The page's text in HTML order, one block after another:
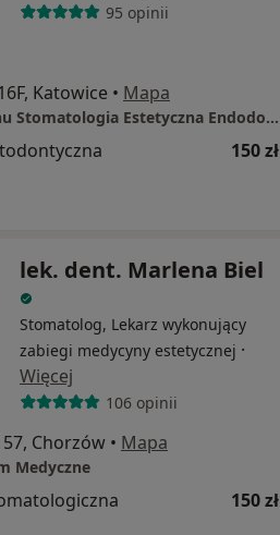
95 opinii
Katowice • Mapa
Artyści Uśmiechu Stomatologia Estetyczna Endodoncja Implantologia
150 zł
lek. dent. Marlena Biel
Stomatolog, Lekarz wykonujący
zabiegi medycyny estetycznej ·
Więcej
106 opinii
Chorzów • Mapa
Medyczne
150 zł